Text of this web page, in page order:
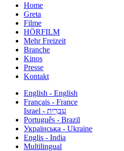
Home
Greta
Filme
HÖRFILM
Mehr Freizeit
Branche
Kinos
Presse
Kontakt
English - English
Français - France
עִבְרִית - Israel
Português - Brazil
Українська - Ukraine
Englis - India
Multilingual